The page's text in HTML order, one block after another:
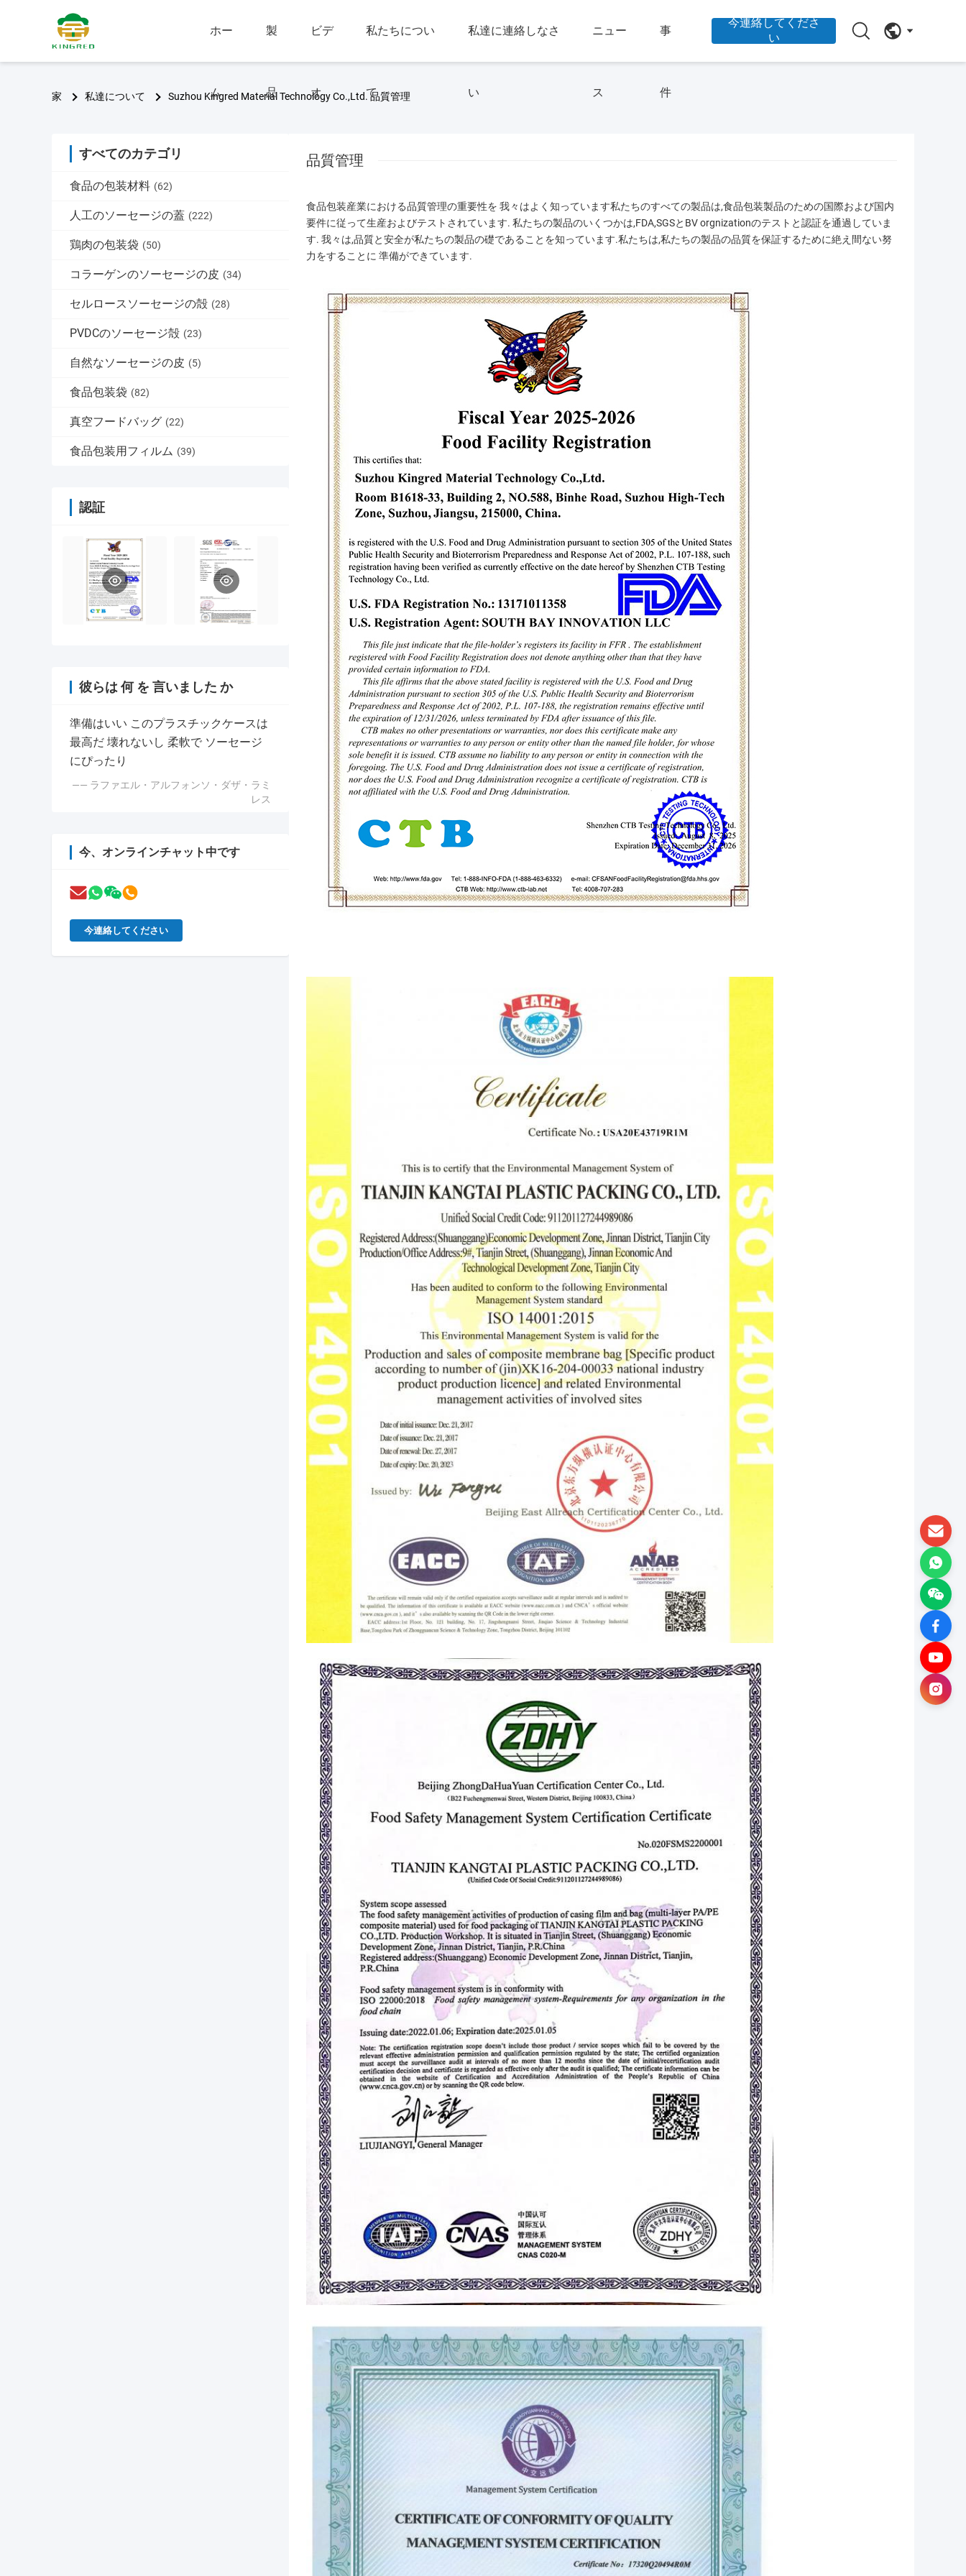
ホー
ム
製
品
ビデ
オ
私たちについ
て
私達に連絡しなさ
い
ニュー
ス
事
件
今連絡してくださ
い
家 私達について Suzhou Kingred Material Technology Co.,Ltd. 品質管理
品質管理
食品包装産業における品質管理の重要性を 我々はよく知っています私たちのすべての製品は,食品包装製品のための国際および国内
要件に従って生産およびテストされています. 私たちの製品のいくつかは,FDA,SGSとBV orgnizationのテストと認証を通過していま
す. 我々は,品質と安全が私たちの製品の礎であることを知っています.私たちは,私たちの製品の品質を保証するために絶え間ない努
力をすることに 準備ができています.
すべてのカテゴリ
食品の包装材料 (62)
人工のソーセージの蓋 (222)
鶏肉の包装袋 (50)
コラーゲンのソーセージの皮 (34)
セルロースソーセージの殻 (28)
PVDCのソーセージ殻 (23)
自然なソーセージの皮 (5)
食品包装袋 (82)
真空フードバッグ (22)
食品包装用フィルム (39)
認証
彼らは 何 を 言いました か
準備はいい このプラスチックケースは
最高だ 壊れないし 柔軟で ソーセージ
にぴったり
—— ラファエル・アルフォンソ・ダザ・ラミ
レス
今、オンラインチャット中です
今連絡してください